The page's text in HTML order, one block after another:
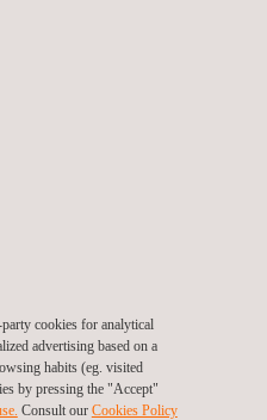
cookies for analytical
advertising based on a
habits (eg. visited
by pressing the "Accept"
Consult our Cookies Policy